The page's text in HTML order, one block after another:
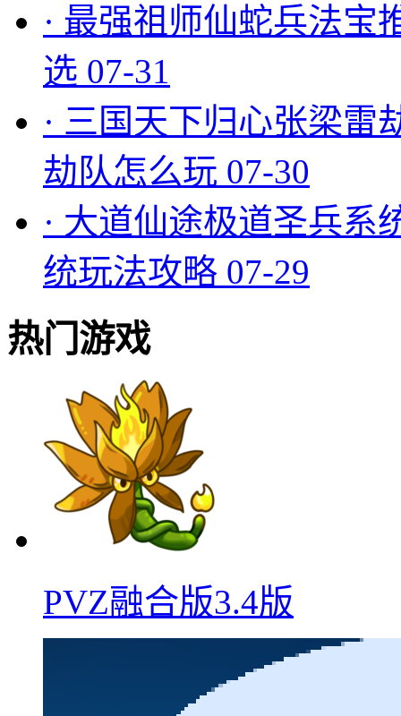
· 最强祖师仙蛇兵法宝
选 07-31
· 三国天下归心张梁雷
劫队怎么玩 07-30
· 大道仙途极道圣兵系
统玩法攻略 07-29
热门游戏
PVZ融合版3.4版